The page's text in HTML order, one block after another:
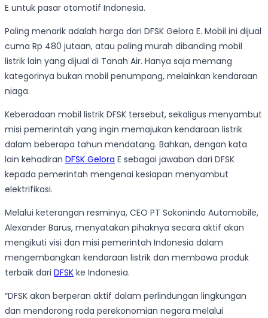
E untuk pasar otomotif Indonesia.
Paling menarik adalah harga dari DFSK Gelora E. Mobil ini dijual
cuma Rp 480 jutaan, atau paling murah dibanding mobil
listrik lain yang dijual di Tanah Air. Hanya saja memang
kategorinya bukan mobil penumpang, melainkan kendaraan
niaga.
Keberadaan mobil listrik DFSK tersebut, sekaligus menyambut
misi pemerintah yang ingin memajukan kendaraan listrik
dalam beberapa tahun mendatang. Bahkan, dengan kata
lain kehadiran DFSK Gelora E sebagai jawaban dari DFSK
kepada pemerintah mengenai kesiapan menyambut
elektrifikasi.
Melalui keterangan resminya, CEO PT Sokonindo Automobile,
Alexander Barus, menyatakan pihaknya secara aktif akan
mengikuti visi dan misi pemerintah Indonesia dalam
mengembangkan kendaraan listrik dan membawa produk
terbaik dari DFSK ke Indonesia.
“DFSK akan berperan aktif dalam perlindungan lingkungan
dan mendorong roda perekonomian negara melalui